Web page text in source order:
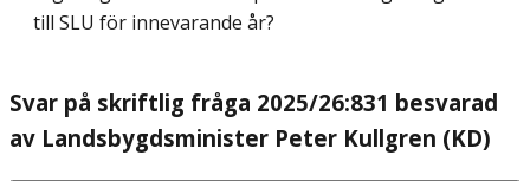
till SLU för innevarande år?
Svar på skriftlig fråga 2025/26:831 besvarad
av Landsbygdsminister Peter Kullgren (KD)